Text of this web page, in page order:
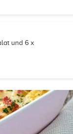
und 6 x